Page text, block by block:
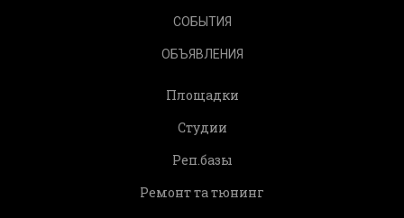
СОБЫТИЯ
ОБЪЯВЛЕНИЯ
Площадки
Студии
Реп.базы
Ремонт та тюнинг